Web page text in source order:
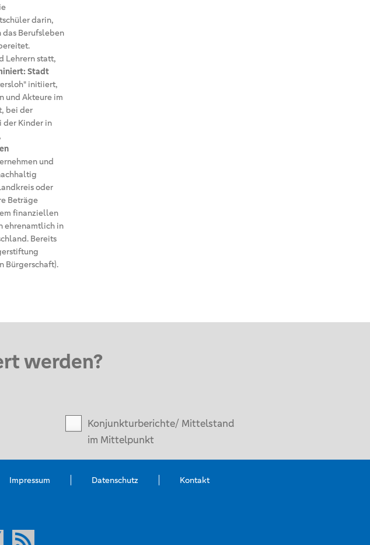
darin,
Berufsleben
Lehrern statt,
Stadt
initiiert,
und Akteure im
bei der
der Kinder in
und
oder
Beträge
finanziellen
ehrenamtlich in
Bereits
Bürgerschaft).
werden?
Konjunkturberichte/ Mittelstand
im Mittelpunkt
Impressum Datenschutz Kontakt